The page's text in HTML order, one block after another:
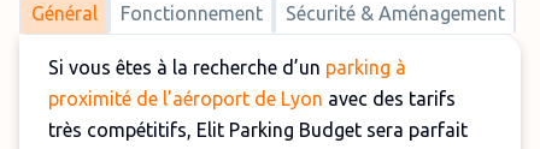
Général Fonctionnement Sécurité & Aménagement
Si vous êtes à la recherche d’un parking à
proximité de l’aéroport de Lyon avec des tarifs
très compétitifs, Elit Parking Budget sera parfait